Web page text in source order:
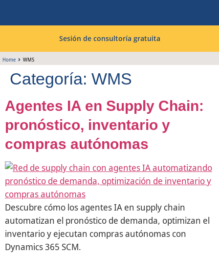
Sesión de consultoría gratuita
Home WMS
Categoría: WMS
Agentes IA en Supply Chain:
pronóstico, inventario y
compras autónomas
Descubre cómo los agentes IA en supply chain
automatizan el pronóstico de demanda, optimizan el
inventario y ejecutan compras autónomas con
Dynamics 365 SCM.